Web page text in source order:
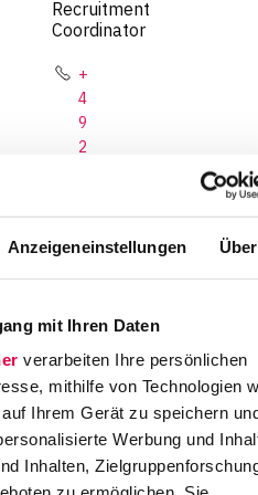
Anzeigeneinstellungen
mit Ihren Daten
verarbeiten Ihre persönlichen
mithilfe von Technologien
Ihrem Gerät zu speichern
Werbung und
Inhalten,
Recruitment
Coordinator
+
4
9
2
1
3
2
0
k
ar
ri
er